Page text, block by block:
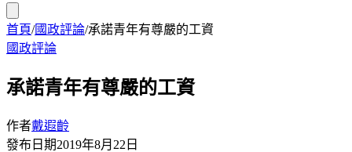
首頁/國政評論/承諾青年有尊嚴的工資
國政評論
承諾青年有尊嚴的工資
作者戴遐齡
發布日期2019年8月22日